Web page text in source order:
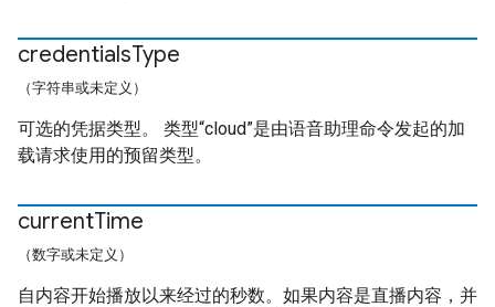
credentialsType
（字符串或未定义）
可选的凭据类型。 类型“cloud”是由语音助理命令发起的加
载请求使用的预留类型。
currentTime
（数字或未定义）
自内容开始播放以来经过的秒数。如果内容是直播内容，并